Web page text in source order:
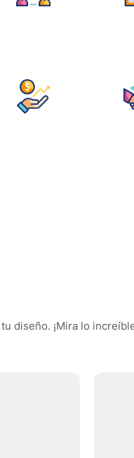
diseño. ¡Mira lo